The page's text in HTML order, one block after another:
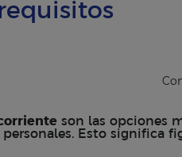
son las opciones
Esto significa